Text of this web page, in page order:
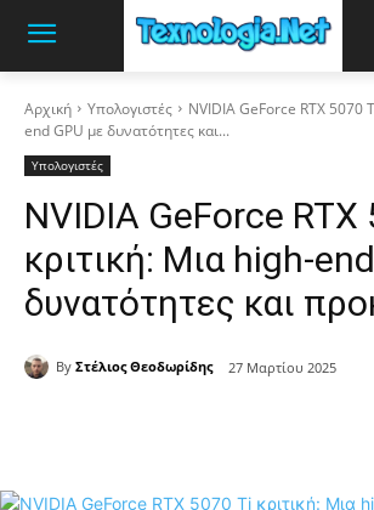
Αρχική Υπολογιστές
NVIDIA GeForce RTX 5070
end GPU με δυνατότητες και...
Υπολογιστές
NVIDIA GeForce RTX
κριτική: Μια high-
δυνατότητες και
By Στέλιος Θεοδωρίδης 27 Μαρτίου 2025